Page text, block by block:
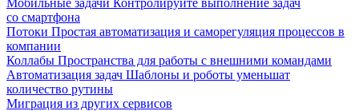
Мобильные задачи Контролируйте выполнение задач
со смартфона
Потоки Простая автоматизация и саморегуляция процессов в
компании
Коллабы Пространства для работы с внешними командами
Автоматизация задач Шаблоны и роботы уменьшат
количество рутины
Миграция из других сервисов